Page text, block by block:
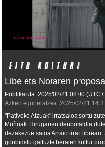
Libe eta Noraren
Publikatuta: 2025/02/21 08:00
Azken eguneratzea: 2025/02/21
"Patiyoko Atzuak" irratsaioa sortu
Muñoak. Hirugarren denboraldia
dezakezue saioa Arraio irrati
gonbidatu gaituzte beraien kultur